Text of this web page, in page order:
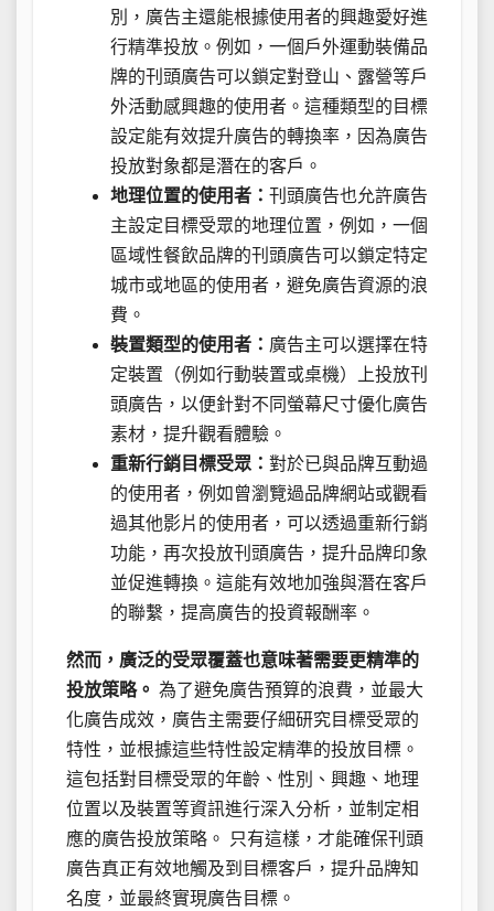
別，廣告主還能根據使用者的興趣愛好進
行精準投放。例如，一個戶外運動裝備品
牌的刊頭廣告可以鎖定對登山、露營等戶
外活動感興趣的使用者。這種類型的目標
設定能有效提升廣告的轉換率，因為廣告
投放對象都是潛在的客戶。
地理位置的使用者： 刊頭廣告也允許廣告
主設定目標受眾的地理位置，例如，一個
區域性餐飲品牌的刊頭廣告可以鎖定特定
城市或地區的使用者，避免廣告資源的浪
費。
裝置類型的使用者： 廣告主可以選擇在特
定裝置（例如行動裝置或桌機）上投放刊
頭廣告，以便針對不同螢幕尺寸優化廣告
素材，提升觀看體驗。
重新行銷目標受眾： 對於已與品牌互動過
的使用者，例如曾瀏覽過品牌網站或觀看
過其他影片的使用者，可以透過重新行銷
功能，再次投放刊頭廣告，提升品牌印象
並促進轉換。這能有效地加強與潛在客戶
的聯繫，提高廣告的投資報酬率。
然而，廣泛的受眾覆蓋也意味著需要更精準的
投放策略。 為了避免廣告預算的浪費，並最大
化廣告成效，廣告主需要仔細研究目標受眾的
特性，並根據這些特性設定精準的投放目標。
這包括對目標受眾的年齡、性別、興趣、地理
位置以及裝置等資訊進行深入分析，並制定相
應的廣告投放策略。 只有這樣，才能確保刊頭
廣告真正有效地觸及到目標客戶，提升品牌知
名度，並最終實現廣告目標。